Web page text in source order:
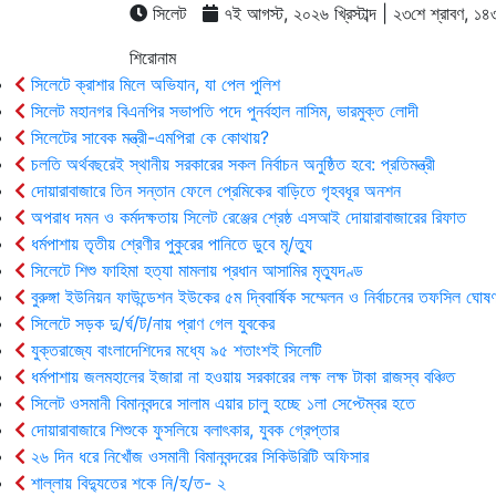
সিলেট
৭ই আগস্ট, ২০২৬ খ্রিস্টাব্দ | ২৩শে শ্রাবণ,
শিরোনাম
সিলেটে ক্রাশার মিলে অভিযান, যা পেল পুলিশ
সিলেট মহানগর বিএনপির সভাপতি পদে পুনর্বহাল নাসিম, ভারমুক্ত লোদী
সিলেটের সাবেক মন্ত্রী-এমপিরা কে কোথায়?
চলতি অর্থবছরেই স্থানীয় সরকারের সকল নির্বাচন অনুষ্ঠিত হবে: প্রতিমন্ত্রী
দোয়ারাবাজারে তিন সন্তান ফেলে প্রেমিকের বাড়িতে গৃহবধূর অনশন
অপরাধ দমন ও কর্মদক্ষতায় সিলেট রেঞ্জের শ্রেষ্ঠ এসআই দোয়ারাবাজারের রিফাত
ধর্মপাশায় তৃতীয় শ্রেণীর পুকুরের পানিতে ডুবে মৃ/ত্যু
সিলেটে শিশু ফাহিমা হত্যা মামলায় প্রধান আসামির মৃত্যুদণ্ড
বুরুঙ্গা ইউনিয়ন ফাউন্ডেশন ইউকের ৫ম দ্বিবার্ষিক সম্মেলন ও নির্বাচনের তফসিল
সিলেটে সড়ক দু/র্ঘ/ট/নায় প্রাণ গেল যুবকের
যুক্তরাজ্যে বাংলাদেশিদের মধ্যে ৯৫ শতাংশই সিলেটি
ধর্মপাশায় জলমহালের ইজারা না হওয়ায় সরকারের লক্ষ লক্ষ টাকা রাজস্ব বঞ্চিত
সিলেট ওসমানী বিমানবন্দরে সালাম এয়ার চালু হচ্ছে ১লা সেপ্টেম্বর হতে
দোয়ারাবাজারে শিশুকে ফুসলিয়ে বলাৎকার, যুবক গ্রেপ্তার
২৬ দিন ধরে নিখোঁজ ওসমানী বিমানবন্দরের সিকিউরিটি অফিসার
শাল্লায় বিদ্যুতের শকে নি/হ/ত- ২